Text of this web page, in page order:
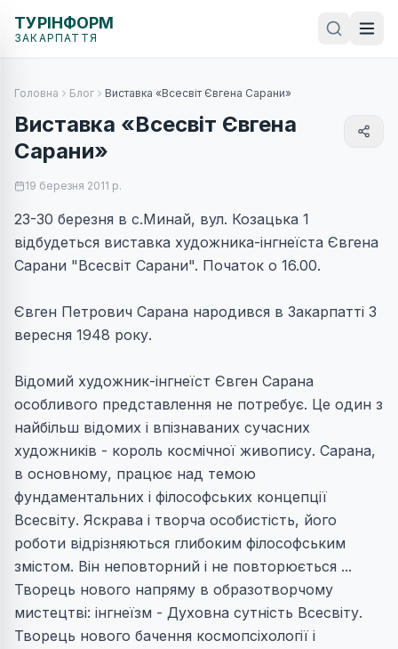
ТУРІНФОРМ
ЗАКАРПАТТЯ
Головна Блог Виставка «Всесвіт Євгена Сарани»
Виставка «Всесвіт Євгена
Сарани»
19 березня 2011 р.
23-30 березня в c.Минай, вул. Козацька 1
відбудеться виставка художника-інгнеїста Євгена
Сарани "Всесвіт Сарани". Початок о 16.00.
Євген Петрович Сарана народився в Закарпатті 3
вересня 1948 року.
Відомий художник-інгнеїст Євген Сарана
особливого представлення не потребує. Це один з
найбільш відомих і впізнаваних сучасних
художників - король космічної живопису. Сарана,
в основному, працює над темою
фундаментальних і філософських концепції
Всесвіту. Яскрава і творча особистість, його
роботи відрізняються глибоким філософським
змістом. Він неповторний і не повторюється ...
Творець нового напряму в образотворчому
мистецтві: інгнеїзм - Духовна сутність Всесвіту.
Творець нового бачення космопсіхології і